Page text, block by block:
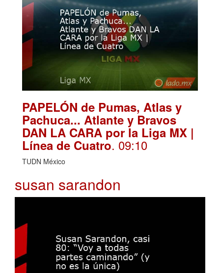
PAPELÓN de Pumas, Atlas y
Pachuca... Atlante y Bravos
DAN LA CARA por la Liga MX |
Línea de Cuatro. 09:10
TUDN México
susan sarandon